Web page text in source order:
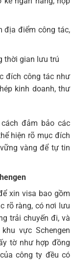
địa điểm công tác,
thời gian lưu trú
đích công tác như
kinh doanh, thư
đảm bảo các
hiện rõ mục đích
vàng để tự tin
xin visa bao gồm
rõ ràng, có nơi lưu
trải chuyến đi, và
vực Schengen
tờ như hợp đồng
công ty đều có